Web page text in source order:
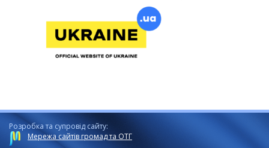
Розробка та супровід сайту:
Мережа сайтів громад та ОТГ